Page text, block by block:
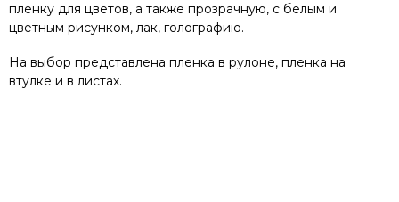
плёнку для цветов, а также прозрачную, с белым и
цветным рисунком, лак, голографию.
На выбор представлена пленка в рулоне, пленка на
втулке и в листах.